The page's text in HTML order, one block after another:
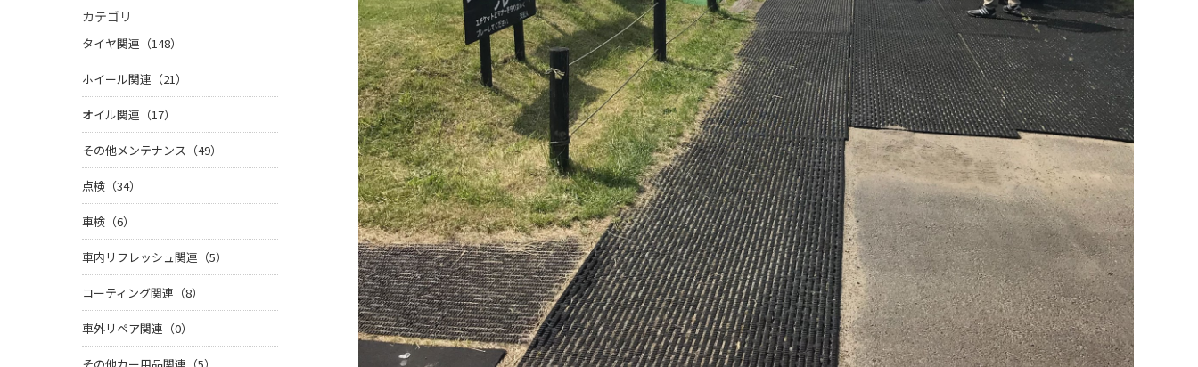
カテゴリ
タイヤ関連（148）
ホイール関連（21）
オイル関連（17）
その他メンテナンス（49）
点検（34）
車検（6）
車内リフレッシュ関連（5）
コーティング関連（8）
車外リペア関連（0）